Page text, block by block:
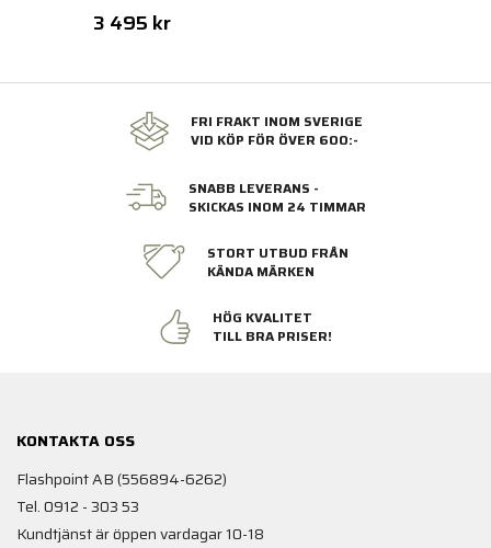
3 495 kr
FRI FRAKT INOM SVERIGE
VID KÖP FÖR ÖVER 600:-
SNABB LEVERANS -
SKICKAS INOM 24 TIMMAR
STORT UTBUD FRÅN
KÄNDA MÄRKEN
HÖG KVALITET
TILL BRA PRISER!
KONTAKTA OSS
Flashpoint AB (556894-6262)
Tel. 0912 - 303 53
Kundtjänst är öppen vardagar 10-18